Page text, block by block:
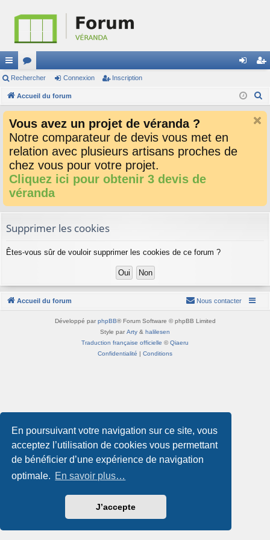
En poursuivant votre navigation sur ce site, vous
acceptez l’utilisation de cookies vous permettant
de bénéficier d’une expérience de navigation
optimale. En savoir plus…
J’accepte
ac
co
ci
or
u
s
ne cri
Rechercher Connexion Inscription
Accueil du forum
r
Vous avez un projet de véranda ?
Notre comparateur de devis vous met en
relation avec plusieurs artisans proches de
chez vous pour votre projet.
Cliquez ici pour obtenir 3 devis de
véranda
Supprimer les cookies
Êtes-vous sûr de vouloir supprimer les cookies de ce forum ?
Accueil du forum Nous contacter
Développé par phpBB® Forum Software © phpBB Limited
Style par Arty & halilesen
Traduction française officielle ©Qiaeru
Confidentialité | Conditions